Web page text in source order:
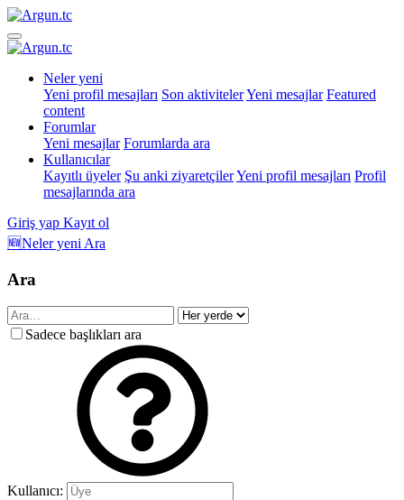
Neler yeni
Yeni profil mesajları Son aktivitelerYeni mesajlar Featured
content
Forumlar
Yeni mesajlar Forumlarda ara
Kullanıcılar
Kayıtlı üyeler Şu anki ziyaretçilerYeni profil mesajları Profil
mesajlarında ara
Giriş yap Kayıt ol
🆕Neler yeni Ara
Ara
Sadece başlıkları ara
Kullanıcı: